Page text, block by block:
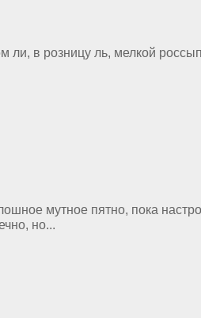
ли, в розницу ль, мелкой
мутное пятно, пока
но...